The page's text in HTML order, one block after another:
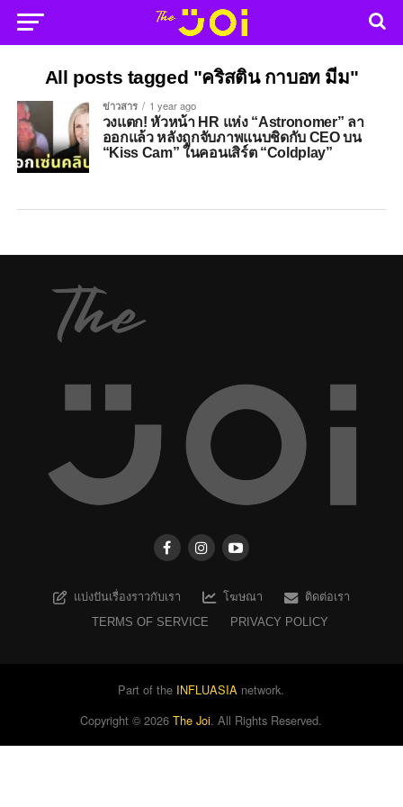
All posts tagged "คริสติน กาบอท มีม"
ข่าวสาร 1 year ago
วงแตก! หัวหน้า HR แห่ง “Astronomer” ลา
ออกแล้ว หลังถูกจับภาพแนบชิดกับ CEO บน
“Kiss Cam” ในคอนเสิร์ต “Coldplay”
แบ่งปันเรื่องราวกับเรา โฆษณา
ติดต่อเรา
TERMS OF SERVICE
PRIVACY POLICY
Part of the INFLUASIA network.
Copyright ©2026 The Joi. All Rights Reserved.